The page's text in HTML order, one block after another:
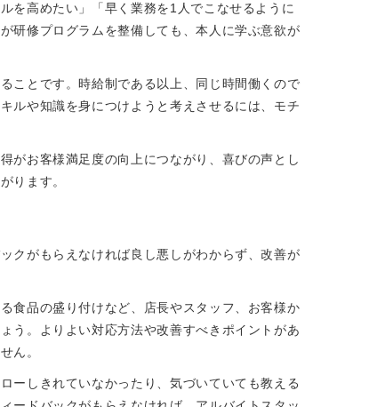
を高めたい」「早く業務を1人でこなせるように
研修プログラムを整備しても、本人に学ぶ意欲が
ことです。時給制である以上、同じ時間働くので
ルや知識を身につけようと考えさせるには、モチ
がお客様満足度の向上につながり、喜びの声とし
ります。
クがもらえなければ良し悪しがわからず、改善が
食品の盛り付けなど、店長やスタッフ、お客様か
う。よりよい対応方法や改善すべきポイントがあ
ん。
ーしきれていなかったり、気づいていても教える